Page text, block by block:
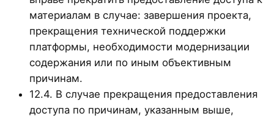
материалам в случае: завершения проекта,
прекращения технической поддержки
платформы, необходимости модернизации
содержания или по иным объективным
причинам.
12.4. В случае прекращения предоставления
доступа по причинам, указанным выше,